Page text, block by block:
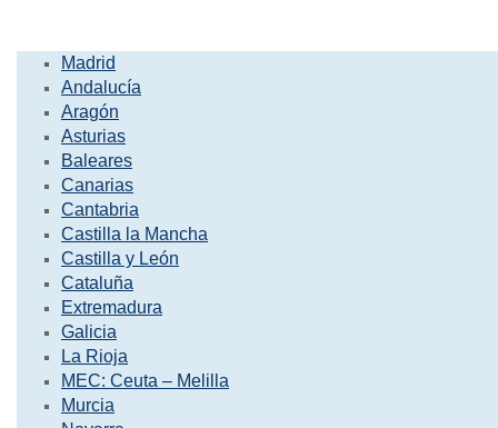
Madrid
Andalucía
Aragón
Asturias
Baleares
Canarias
Cantabria
Castilla la Mancha
Castilla y León
Cataluña
Extremadura
Galicia
La Rioja
MEC: Ceuta – Melilla
Murcia